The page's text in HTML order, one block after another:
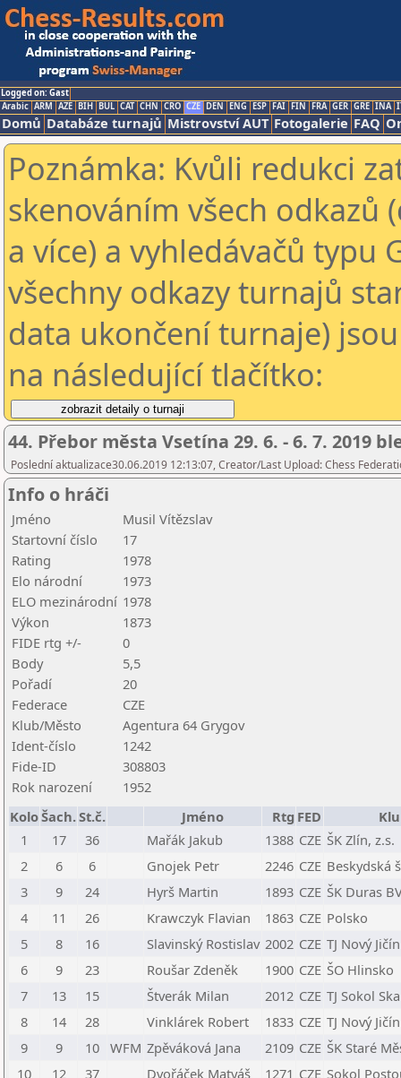
Logged on: Gast
Arabic ARM AZE BIH BUL CAT CHN CRO CZE DEN ENG ESP FAI FIN FRA GER GRE INA
Domů Databáze turnajů Mistrovství AUT Fotogalerie FAQ
Poznámka: Kvůli redukci
skenováním všech odkazů
a více) a vyhledávačů typu
všechny odkazy turnajů
data ukončení turnaje)
na následující tlačítko:
44. Přebor města Vsetína 29. 6. - 6. 7. 2019
Poslední aktualizace30.06.2019 12:13:07, Creator/Last Upload: Chess
Info o hráči
Jméno
Musil Vítězslav
Startovní číslo
17
Rating
1978
Elo národní
1973
ELO mezinárodní 1978
Výkon
1873
FIDE rtg +/-
0
Body
5,5
Pořadí
20
Federace
CZE
Klub/Město
Agentura 64 Grygov
Ident-číslo
1242
Fide-ID
308803
Rok narození
1952
KoloŠach.St.č. Jméno Rtg FED
1
17 36 Mařák Jakub 1388 CZE ŠK Zlín, z.s.
2
6 6 Gnojek Petr 2246 CZE Beskydská
3
9 24 Hyrš Martin 1893 CZE ŠK Duras
4
11 26 Krawczyk Flavian 1863 CZE Polsko
5
8 16 Slavinský Rostislav 2002 CZE TJ Nový Jičín
6
9 23 Roušar Zdeněk 1900 CZE ŠO Hlinsko
7
13 15 Štverák Milan 2012 CZE TJ Sokol
8
14 28 Vinklárek Robert 1833 CZE TJ Nový Jičín
9
9 10 WFM Zpěváková Jana 2109 CZE ŠK Staré
10
12 37 Dvořáček Matyáš 1271 CZE Sokol